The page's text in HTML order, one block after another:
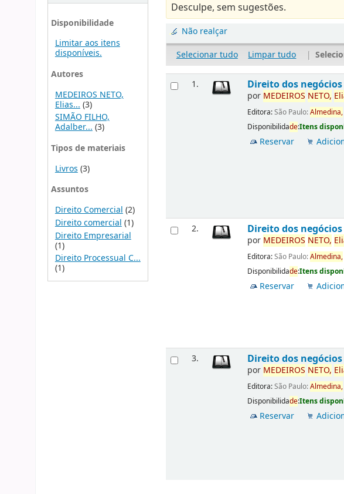
Disponibilidade
Limitar aos itens
disponíveis.
Autores
MEDEIROS NETO,
Elias... (3)
SIMÃO FILHO,
Adalber...(3)
Tipos de materiais
Livros (3)
Assuntos
Direito Comercial (2)
Direito comercial (1)
Direito Empresarial
(1)
Direito Processual C...
(1)
Desculpe, sem sugestões.
Não realçar
Selecionar tudo
Limpar tudo |
1. Direito dos
por MEDEIROS NETO,
Editora:São Paulo:Almedina,
Disponibilidade:Itens
Reservar
2. Direito dos
por MEDEIROS NETO,
Editora:São Paulo:Almedina,
Disponibilidade:Itens
Reservar
3. Direito dos
por MEDEIROS NETO,
Editora:São Paulo:Almedina,
Disponibilidade:Itens
Reservar